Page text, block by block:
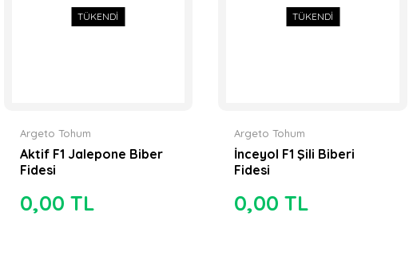
TÜKENDİ
Argeto Tohum
Aktif F1 Jalepone Biber
Fidesi
0,00 TL
TÜKENDİ
Argeto Tohum
İnceyol F1 Şili Biberi
Fidesi
0,00 TL